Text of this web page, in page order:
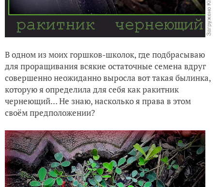
В одном из моих горшков-школок, где подбрасываю
для проращивания всякие остаточные семена вдруг
совершенно неожиданно выросла вот такая былинка,
которую я определила для себя как ракитник
чернеющий… Не знаю, насколько я права в этом
своём предположении?